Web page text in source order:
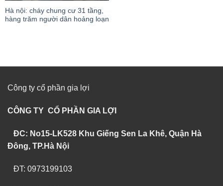
Hà nội: cháy chung cư 31 tầng,
hàng trăm người dân hoảng loạn
Công ty cổ phần gia lợi
CÔNG TY CỔ PHẦN GIA LỢI
ĐC: No15-LK528 Khu Giếng Sen La Khê, Quận Hà
Đông, TP.Hà Nội
ĐT: 0973199103